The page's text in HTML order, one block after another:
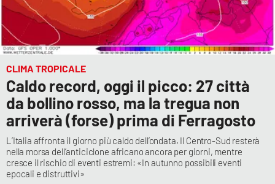
CLIMA TROPICALE
Caldo record, oggi il picco: 27 città
da bollino rosso, ma la tregua non
arriverà (forse) prima di Ferragosto
L’Italia affronta il giorno più caldo dell’ondata. Il Centro-Sud resterà
nella morsa dell’anticiclone africano ancora per giorni, mentre
cresce il rischio di eventi estremi: «In autunno possibili eventi
epocali e distruttivi»